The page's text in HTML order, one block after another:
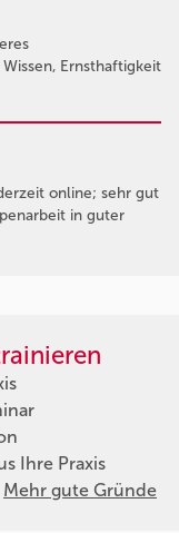
Ernsthaftigkeit
online; sehr gut
in guter
Ihre Praxis
Mehr gute Gründe